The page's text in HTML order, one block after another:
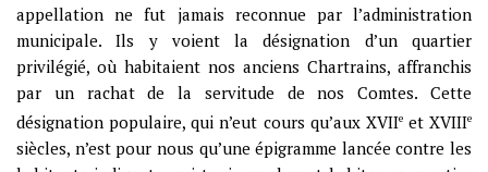
appellation ne fut jamais reconnue par l’administration
municipale. Ils y voient la désignation d’un quartier
privilégié, où habitaient nos anciens Chartrains, affranchis
par un rachat de la servitude de nos Comtes. Cette
désignation populaire, qui n’eut cours qu’aux XVIIeet XVIIIe
siècles, n’est pour nous qu’une épigramme lancée contre les